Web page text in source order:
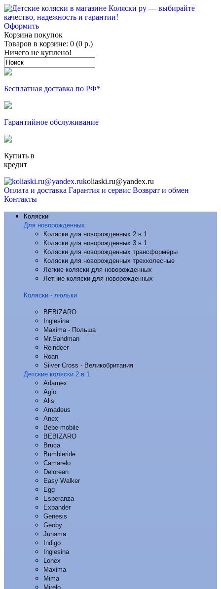
Оформить
Корзина покупок
Товаров в корзине: 0 (0 р.)
Ничего не куплено!
Бесплатная доставка по РФ*
Гарантийное обслуживание
Купить в
кредит
koliaski.ru@yandex.ru
Оплата и доставка Гарантия и сервис Возврат и обмен
Контакты
Коляски
Для новорожденных
Коляски для новорожденных 2 в 1
Коляски для новорожденных 3 в 1
Коляски для новорожденных трансформеры
Коляски для новорожденных трехколесные
Легкие коляски для новорожденных
Летние коляски для новорожденных
Коляски - люльки
BEBIZARO
Inglesina
Maxima - Польша
Mr.Sandman
Reindeer
Roan
Silver Cross - Великобритания
Детские коляски 2 в 1
Adamex
Agio
Alis
Amadeus
Anex
Bebe-mobile
BEBIZARO
Bruca
Bumbleride
Camarelo
Delorean
Easy Walker
Egg
Esperanza
Expander
Genesis
Geoby
Junama
Indigo
Inglesina
Lonex
Maxima
Mima
Mirelo